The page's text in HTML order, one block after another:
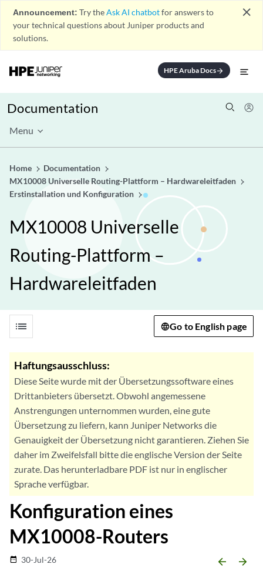
Announcement: Try theAsk AI chatbotfor answers to
your technical questions about Juniper products and
solutions.
close
HPE Aruba Docsarrow_forward
Documentation
Menu
Home
Documentation
MX10008 Universelle Routing-Plattform – Hardwareleitfaden
Erstinstallation und Konfiguration
MX10008 Universelle
Routing-Plattform –
Hardwareleitfaden
list Go to English page
Haftungsausschluss:
Diese Seite wurde mit der Übersetzungssoftware eines
Drittanbieters übersetzt. Obwohl angemessene
Anstrengungen unternommen wurden, eine gute
Übersetzung zu liefern, kann Juniper Networks die
Genauigkeit der Übersetzung nicht garantieren. Ziehen Sie
daher im Zweifelsfall bitte die englische Version der Seite
zurate. Das herunterladbare PDF ist nur in englischer
Sprache verfügbar.
Konfiguration eines
MX10008-Routers
date_range 30-Jul-26 arrow_backward arrow_forward